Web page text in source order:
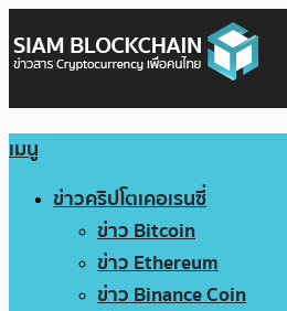
เมนู
ข่าวคริปโตเคอเรนซี่
ข่าว Bitcoin
ข่าว Ethereum
ข่าว Binance Coin